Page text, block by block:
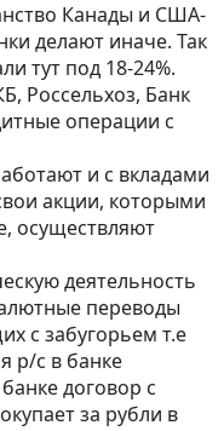
Канады и США-
делают иначе. Так
тут под 18-24%.
Россельхоз, Банк
операции с
и с вкладами
акции, которыми
осуществляют
деятельность
переводы
с забугорьем т.е
р/с в банке
договор с
за рубли в